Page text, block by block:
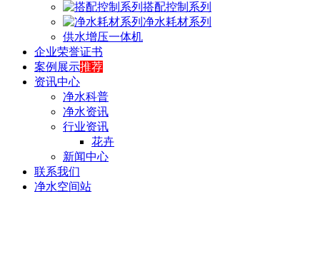
搭配控制系列
净水耗材系列
供水增压一体机
企业荣誉证书
案例展示推荐
资讯中心
净水科普
净水资讯
行业资讯
花卉
新闻中心
联系我们
净水空间站